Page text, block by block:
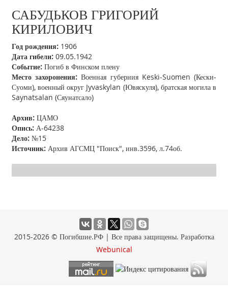
САБУДЬКОВ ГРИГОРИЙ
КИРИЛОВИЧ
Год рождения: 1906
Дата гибели: 09.05.1942
Событие: Погиб в Финском плену
Место захоронения: Военная губерния Keski-Suomen (Кески-
Суоми), военный округ Jyvaskylan (Ювяскуля), братская могила в
Saynatsalan (Сяунатсало)
Архив: ЦАМО
Опись: А-64238
Дело: №15
Источник: Архив АГСМЦ "Поиск", инв.3596, л.74об.
2015-2026 © Погибшие.РФ | Все права защищены. Разработка
Webunical